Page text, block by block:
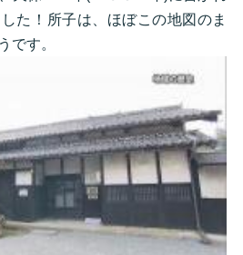
た！所子は、ほぼこの地図のま
です。